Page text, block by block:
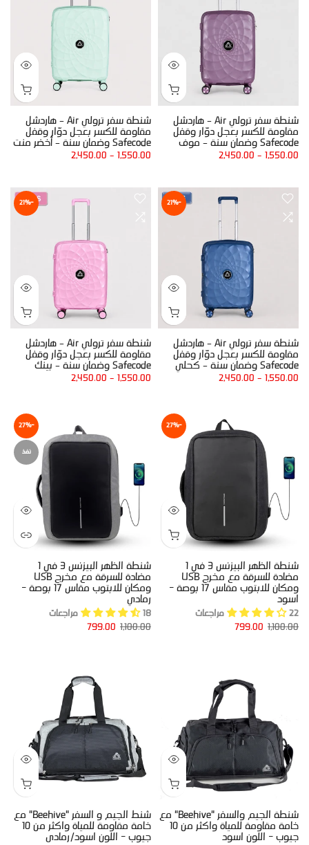
شنطة سفر ترولي Air – هاردشل
مقاومة للكسر بعجل دوّار وقفل
Safecode وضمان سنة – موف
1,550.00
–
2,450.00
شنطة سفر ترولي Air – هاردشل
مقاومة للكسر بعجل دوّار وقفل
Safecode وضمان سنة – أخضر منت
1,550.00
–
2,450.00
-21%
شنطة سفر ترولي Air – هاردشل
مقاومة للكسر بعجل دوّار وقفل
Safecode وضمان سنة – كحلي
1,550.00
–
2,450.00
-21%
شنطة سفر ترولي Air – هاردشل
مقاومة للكسر بعجل دوّار وقفل
Safecode وضمان سنة – بينك
1,550.00
–
2,450.00
-27%
شنطة الظهر البيزنس 3 في 1
مضادة للسرقة مع مخرج USB
ومكان للابتوب مقاس 17 بوصة -
اسود
22 مراجعات
1,100.00
799.00
-27%
نفذ
شنطة الظهر البيزنس 3 في 1
مضادة للسرقة مع مخرج USB
ومكان للابتوب مقاس 17 بوصة -
رمادي
18 مراجعات
1,100.00
799.00
شنطة الجيم والسفر "Beehive" مع
خامة مقاومة للمياة واكثر من 10
جيوب - اللون اسود
شنط الجيم و السفر "Beehive" مع
خامة مقاومة للمياة واكثر من 10
جيوب - اللون اسود/رمادى